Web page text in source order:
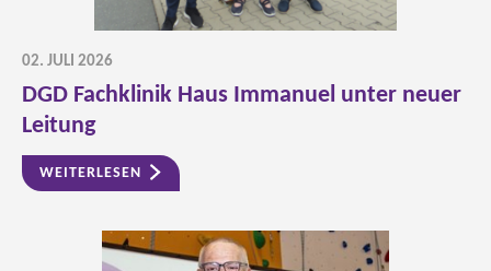
02. JULI 2026
DGD Fachklinik Haus Immanuel unter neuer
Leitung
WEITERLESEN